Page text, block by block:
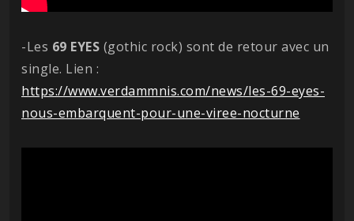
-Les 69 EYES (gothic rock) sont de retour avec un
single. Lien :
https://www.verdammnis.com/news/les-69-eyes-
nous-embarquent-pour-une-viree-nocturne